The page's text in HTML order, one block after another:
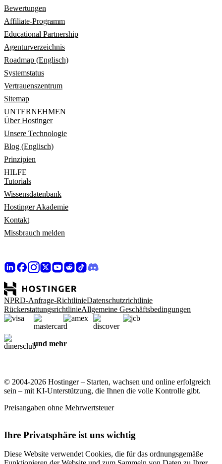
Bewertungen
Affiliate-Programm
Educational Partnership
Agenturverzeichnis
Roadmap (Englisch)
Systemstatus
Vertrauenszentrum
Sitemap
UNTERNEHMEN
Über Hostinger
Unsere Technologie
Blog (Englisch)
Prinzipien
HILFE
Tutorials
Wissensdatenbank
Hostinger Akademie
Kontakt
Missbrauch melden
NPRD-Anfrage-RichtlinieDatenschutzrichtlinie
RückerstattungsrichtlinieAllgemeine Geschäftsbedingungen
und mehr
© 2004-2026 Hostinger – Starten, wachsen und online erfolgreich
sein – mit KI-Unterstützung, die Ihnen die volle Kontrolle gibt.
Preisangaben ohne Mehrwertsteuer
Ihre Privatsphäre ist uns wichtig
Diese Website verwendet Cookies, die für das ordnungsgemäße